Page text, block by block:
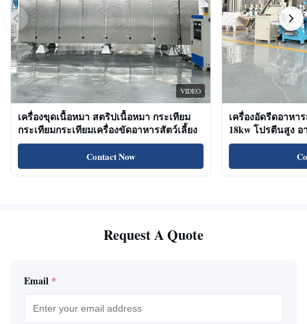
VIDEO
เครื่องขุดเนื้อหมา สตริปเนื้อหมา กระเทียม
กระเทียมกระเทียมเครื่องขัดอาหารสัตว์เลี้ยง
Contact Now
เครื่องอัดรีดอาหา
18kw โปรตีนสูง
ขนมแมว
Request A Quote
Email *